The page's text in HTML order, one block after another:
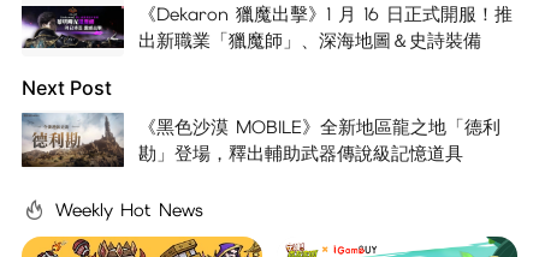
《Dekaron 獵魔出擊》1 月 16 日正式開服！推
出新職業「獵魔師」、深海地圖＆史詩裝備
Next Post
《黑色沙漠 MOBILE》全新地區龍之地「德利
勘」登場，釋出輔助武器傳說級記憶道具
Weekly Hot News